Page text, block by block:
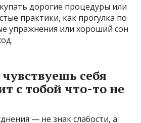
дорогие процедуры или
практики, как прогулка по
упражнения или хороший сон
себя
с тобой что-то не
— не знак слабости, а